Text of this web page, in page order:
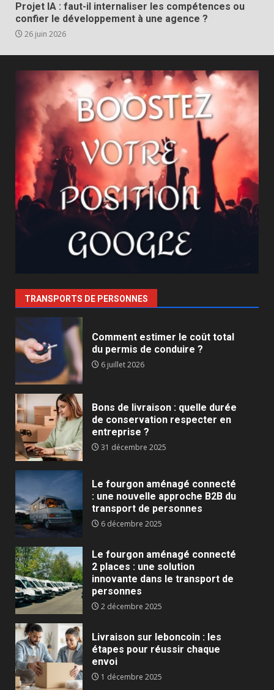
Projet IA : faut-il internaliser les compétences ou
confier le développement à une agence ?
26 juin 2026
TRANSPORTS DE PERSONNES
Comment estimer le coût total
du permis de conduire ?
6 juillet 2026
Bons de livraison : quelle durée
de conservation respecter en
entreprise ?
31 décembre 2025
Le fourgon aménagé connecté
: une nouvelle approche B2B du
transport de personnes
6 décembre 2025
Le fourgon aménagé connecté
2 places : une solution
innovante dans le transport de
personnes
2 décembre 2025
Livraison sur leboncoin : les
étapes pour réussir chaque
envoi
1 décembre 2025